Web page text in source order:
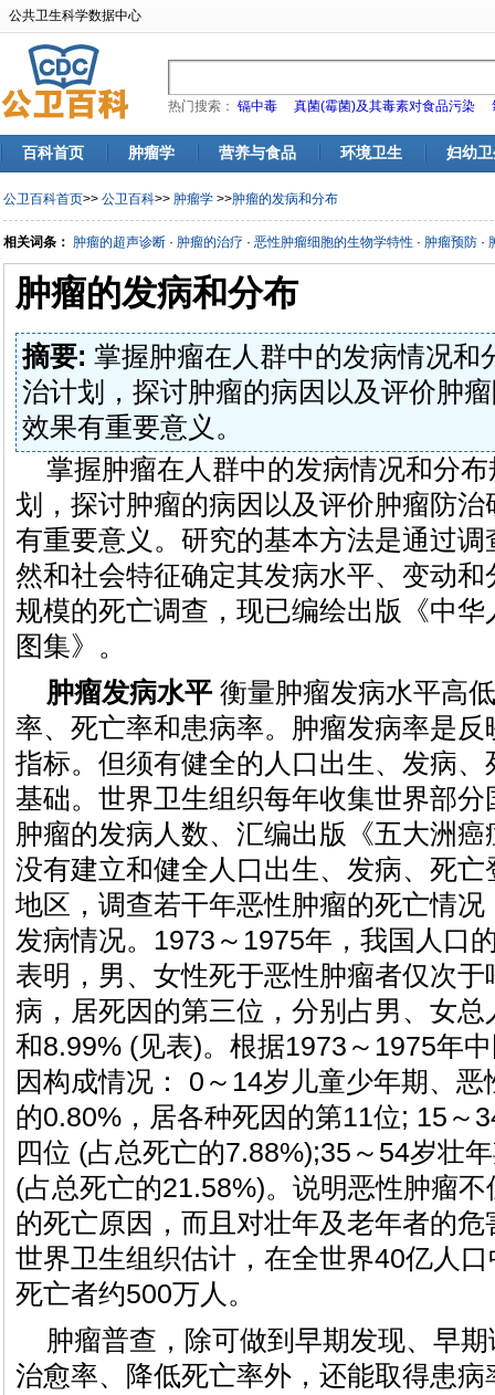
公共卫生科学数据中心
热门搜索： 镉中毒 真菌(霉菌)及其毒素对食品污染
百科首页 肿瘤学 营养与食品 环境卫生 妇幼
公卫百科首页>> 公卫百科>> 肿瘤学 >>肿瘤的发病和分布
相关词条： 肿瘤的超声诊断 · 肿瘤的治疗 · 恶性肿瘤细胞的生物学特性 · 肿瘤预防 ·
肿瘤的发病和分布
摘要: 掌握肿瘤在人群中的发病情况和
治计划，探讨肿瘤的病因以及评价肿
效果有重要意义。
掌握肿瘤在人群中的发病情况和分
划，探讨肿瘤的病因以及评价肿瘤防
有重要意义。研究的基本方法是通过
然和社会特征确定其发病水平、变动
规模的死亡调查，现已编绘出版《中
图集》。
肿瘤发病水平 衡量肿瘤发病水平高
率、死亡率和患病率。肿瘤发病率是
指标。但须有健全的人口出生、发病
基础。世界卫生组织每年收集世界部
肿瘤的发病人数、汇编出版《五大洲
没有建立和健全人口出生、发病、死
地区，调查若干年恶性肿瘤的死亡情
发病情况。1973～1975年，我国人口
表明，男、女性死于恶性肿瘤者仅次
病，居死因的第三位，分别占男、女
和8.99% (见表)。根据1973～1975年
因构成情况： 0～14岁儿童少年期、
的0.80%，居各种死因的第11位; 15～
四位 (占总死亡的7.88%);35～54岁壮
(占总死亡的21.58%)。说明恶性肿瘤
的死亡原因，而且对壮年及老年者的
世界卫生组织估计，在全世界40亿人
死亡者约500万人。
肿瘤普查，除可做到早期发现、早
治愈率、降低死亡率外，还能取得患